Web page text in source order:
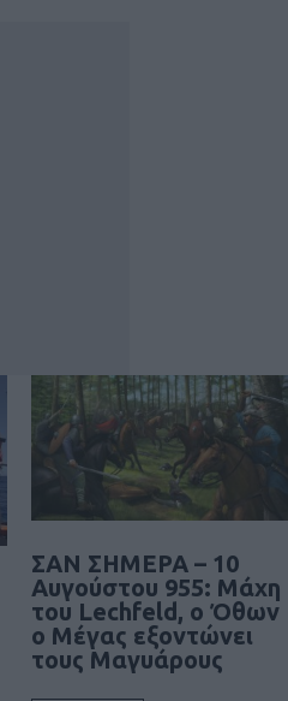
ΣΑΝ ΣΗΜΕΡΑ – 10
Αυγούστου 955: Μάχη
του Lechfeld, ο Όθων
ο Μέγας εξοντώνει
τους Μαγυάρους